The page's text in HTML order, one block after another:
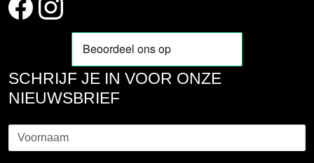
SCHRIJF JE IN VOOR ONZE
NIEUWSBRIEF